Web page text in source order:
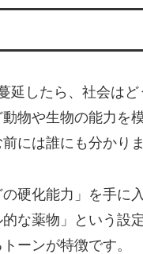
延したら、社会は
物や生物の能力を
には誰にも分かりま
硬化能力」を手に
な薬物」という設
ーンが特徴です。